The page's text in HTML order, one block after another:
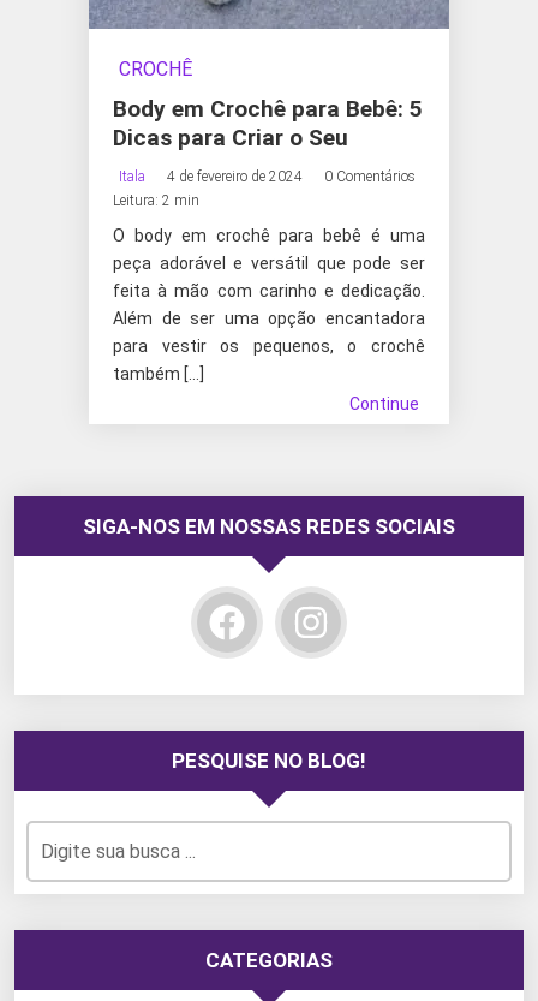
CROCHÊ
Body em Crochê para Bebê: 5
Dicas para Criar o Seu
Itala 4 de fevereiro de 2024
0 Comentários
Leitura: 2 min
O body em crochê para bebê é uma
peça adorável e versátil que pode ser
feita à mão com carinho e dedicação.
Além de ser uma opção encantadora
para vestir os pequenos, o crochê
também […]
Continue
SIGA-NOS EM NOSSAS REDES SOCIAIS
PESQUISE NO BLOG!
CATEGORIAS